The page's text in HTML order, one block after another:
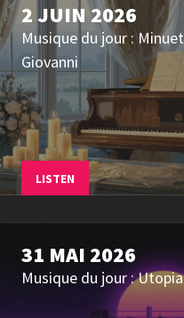
2 JUIN 2026
Musique du jour :
Giovanni
LISTEN
31 MAI 2026
Musique du jour : Utopia